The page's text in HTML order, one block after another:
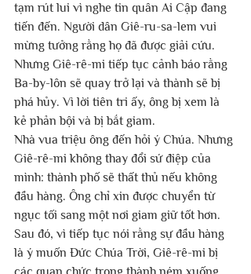
tạm rút lui vì nghe tin quân Ai Cập đang
tiến đến. Người dân Giê-ru-sa-lem vui
mừng tưởng rằng họ đã được giải cứu.
Nhưng Giê-rê-mi tiếp tục cảnh báo rằng
Ba-by-lôn sẽ quay trở lại và thành sẽ bị
phá hủy. Vì lời tiên tri ấy, ông bị xem là
kẻ phản bội và bị bắt giam.
Nhà vua triệu ông đến hỏi ý Chúa. Nhưng
Giê-rê-mi không thay đổi sứ điệp của
mình: thành phố sẽ thất thủ nếu không
đầu hàng. Ông chỉ xin được chuyển từ
ngục tối sang một nơi giam giữ tốt hơn.
Sau đó, vì tiếp tục nói rằng sự đầu hàng
là ý muốn Đức Chúa Trời, Giê-rê-mi bị